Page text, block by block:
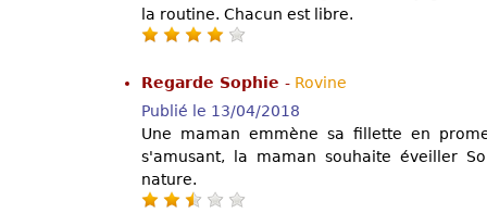
la routine. Chacun est libre.
Regarde Sophie - Rovine
Publié le 13/04/2018
Une maman emmène sa fillette en
s'amusant, la maman souhaite éveiller
nature.